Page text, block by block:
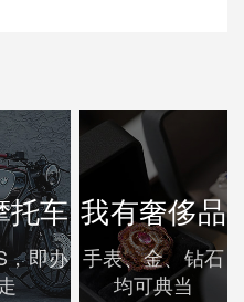
托车
，即办
我有奢侈品
手表、金、钻石
均可典当